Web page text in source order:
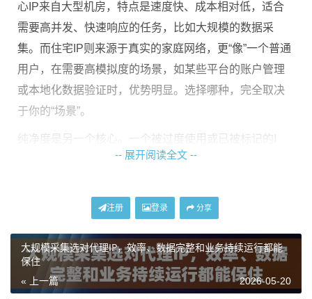
心IP来自大型机房，特点是速度快、成本相对低，适合
需要高并发、快速响应的任务，比如大规模的数据采
集。而住宅IP则来源于真实的家庭网络，更“像”一个普通
用户，在需要高模拟度的场景，如某些平台的账户管理
或本地化数据验证时，优势明显。选择哪种，完全取决
于你的“场景”。
纯净度是另一个核心。一个被过度使用或已被标记的I
P，可能一上来就触发风控，让你的工作寸步难行。IP池
并不断有新鲜资源注入的池子，能有效降低关联风险，
提高任务成功率。
地域覆盖则是精准度的体现。如果你的业务需要针对特
定国家或地区，比如了解当地电商价格或社交媒体趋
势，那么能精准定位到该城市甚至运营商网络的海外动
-- 展开阅读全文 --
注册 登录 分享
大规模采集选对代理IP，效率、数据完整和业务持续运行都能
保住
« 上一篇 2026-05-20